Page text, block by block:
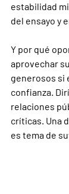
estabilidad
del ensayo y
Y por qué
aprovechar
generosos si
confianza.
relaciones
críticas. Una
es tema de